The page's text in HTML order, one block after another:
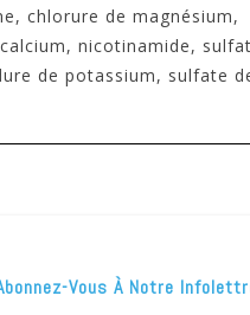
chlorure de magnésium,
nicotinamide,
de potassium, sulfate
Vous À Notre